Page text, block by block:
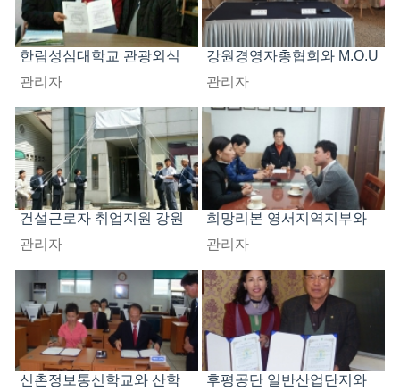
한림성심대학교 관광외식
경영과와 M.O.U체결
관리자
강원경영자총협회와 M.O.U
체결
관리자
건설근로자 취업지원 강원
영서센터 협약서
관리자
희망리본 영서지역지부와
M.O.U를 체결
관리자
신촌정보통신학교와 산학
후평공단 일반산업단지와